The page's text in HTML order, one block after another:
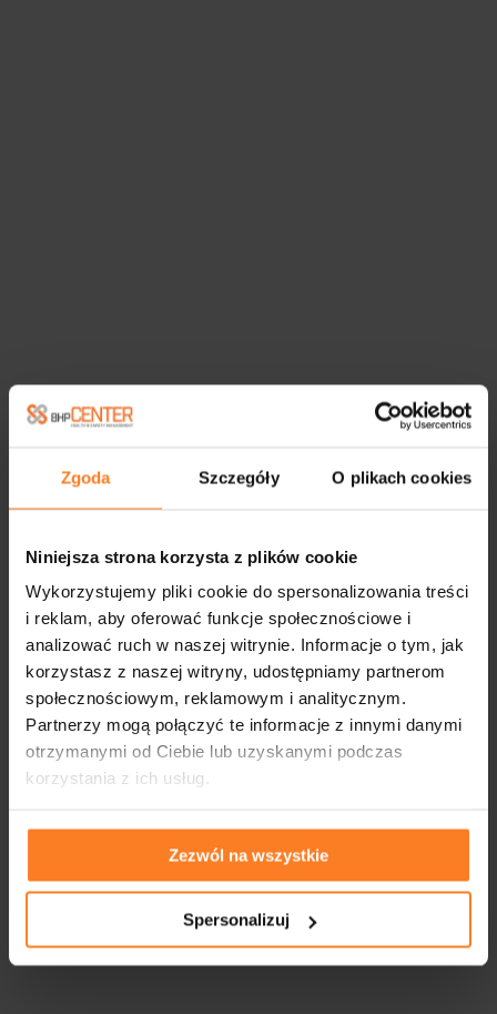
Zgoda Szczegóły O plikach cookies
Niniejsza strona korzysta z plików cookie
Wykorzystujemy pliki cookie do spersonalizowania treści
i reklam, aby oferować funkcje społecznościowe i
analizować ruch w naszej witrynie. Informacje o tym, jak
korzystasz z naszej witryny, udostępniamy partnerom
społecznościowym, reklamowym i analitycznym.
Partnerzy mogą połączyć te informacje z innymi danymi
otrzymanymi od Ciebie lub uzyskanymi podczas
korzystania z ich usług.
Zezwól na wszystkie
Spersonalizuj